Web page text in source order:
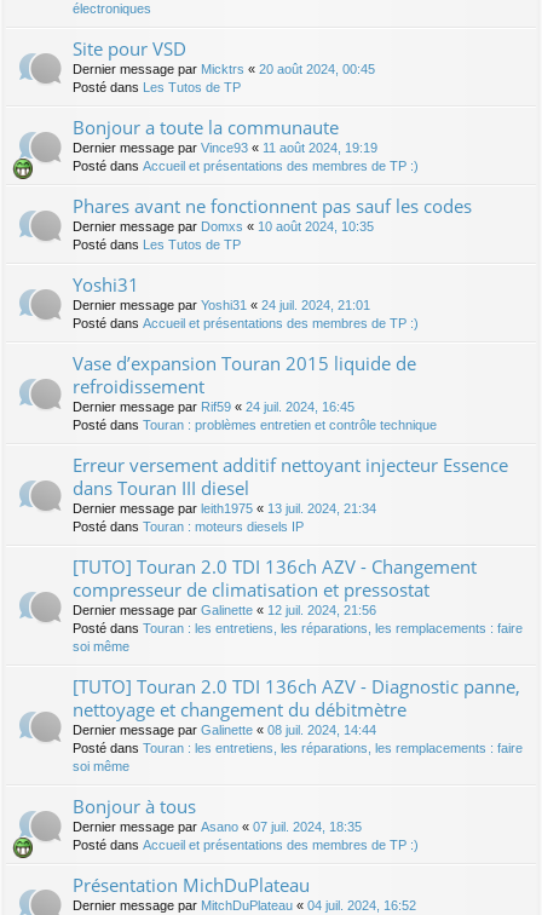
électroniques
Site pour VSD
Dernier message par Micktrs « 20 août 2024, 00:45
Posté dans Les Tutos de TP
Bonjour a toute la communaute
Dernier message par Vince93 « 11 août 2024, 19:19
Posté dans Accueil et présentations des membres de TP :)
Phares avant ne fonctionnent pas sauf les codes
Dernier message par Domxs « 10 août 2024, 10:35
Posté dans Les Tutos de TP
Yoshi31
Dernier message par Yoshi31 « 24 juil. 2024, 21:01
Posté dans Accueil et présentations des membres de TP :)
Vase d’expansion Touran 2015 liquide de
refroidissement
Dernier message par Rif59 « 24 juil. 2024, 16:45
Posté dans Touran : problèmes entretien et contrôle technique
Erreur versement additif nettoyant injecteur Essence
dans Touran III diesel
Dernier message par leith1975 « 13 juil. 2024, 21:34
Posté dans Touran : moteurs diesels IP
[TUTO] Touran 2.0 TDI 136ch AZV - Changement
compresseur de climatisation et pressostat
Dernier message par Galinette « 12 juil. 2024, 21:56
Posté dans Touran : les entretiens, les réparations, les remplacements : faire
soi même
[TUTO] Touran 2.0 TDI 136ch AZV - Diagnostic panne,
nettoyage et changement du débitmètre
Dernier message par Galinette « 08 juil. 2024, 14:44
Posté dans Touran : les entretiens, les réparations, les remplacements : faire
soi même
Bonjour à tous
Dernier message par Asano « 07 juil. 2024, 18:35
Posté dans Accueil et présentations des membres de TP :)
Présentation MichDuPlateau
Dernier message par MitchDuPlateau « 04 juil. 2024, 16:52